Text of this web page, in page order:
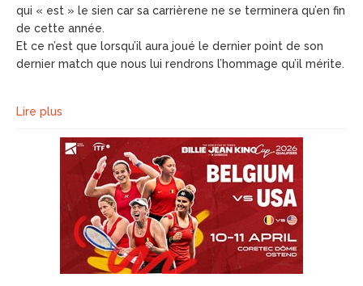
qui « est » le sien car sa carrièrene ne se terminera qu’en fin
de cette année.
Et ce n’est que lorsqu’il aura joué le dernier point de son
dernier match que nous lui rendrons l’hommage qu’il mérite.
Lire plus